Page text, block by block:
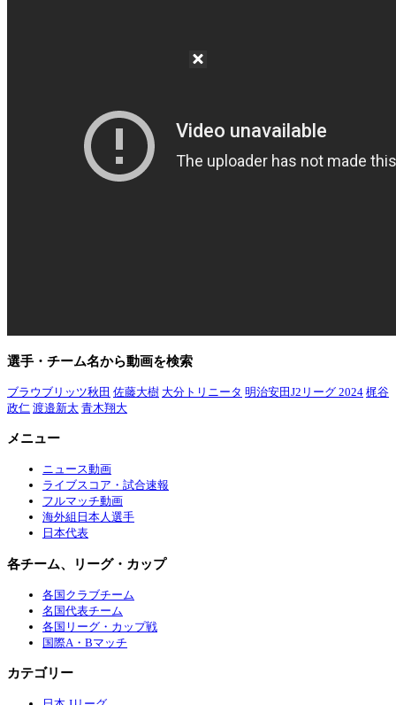
選手・チーム名から動画を検索
ブラウブリッツ秋田 佐藤大樹 大分トリニータ 明治安田J2リーグ 2024 梶谷
政仁 渡邉新太 青木翔大
メニュー
ニュース動画
ライブスコア・試合速報
フルマッチ動画
海外組日本人選手
日本代表
各チーム、リーグ・カップ
各国クラブチーム
名国代表チーム
各国リーグ・カップ戦
国際A・Bマッチ
カテゴリー